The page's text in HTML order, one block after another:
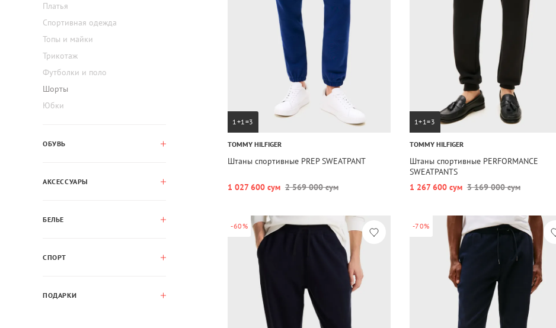
Платья
Спортивная одежда
Топы и майки
Трикотаж
Футболки и поло
Шорты
Юбки
ОБУВЬ
АКСЕССУАРЫ
БЕЛЬЕ
СПОРТ
ПОДАРКИ
1+1=3
TOMMY HILFIGER
Штаны спортивные PREP SWEATPANT
1 027 600 сум 2 569 000 сум
1+1=3
TOMMY HILFIGER
Штаны спортивные PERFORMANCE
SWEATPANTS
1 267 600 сум 3 169 000 сум
-60% -70%